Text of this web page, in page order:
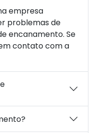
empresa
problemas de
encanamento. Se
contato com a